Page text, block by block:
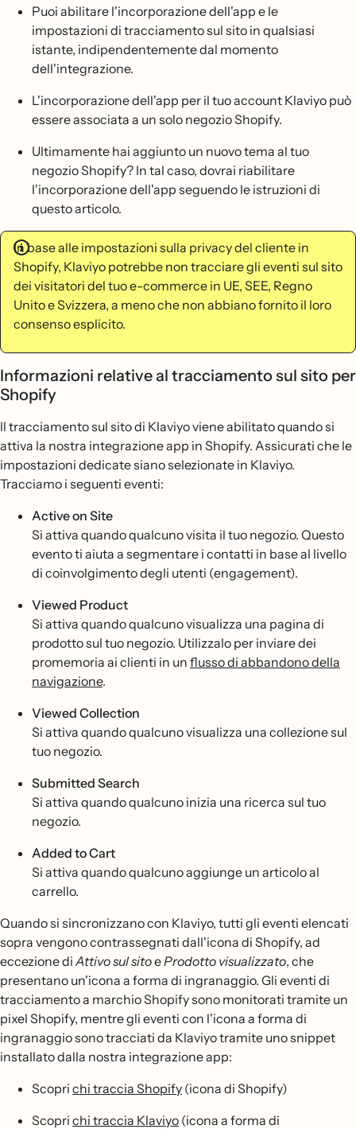
Puoi abilitare l'incorporazione dell'app e le
impostazioni di tracciamento sul sito in qualsiasi
istante, indipendentemente dal momento
dell'integrazione.
L'incorporazione dell'app per il tuo account Klaviyo può
essere associata a un solo negozio Shopify.
Ultimamente hai aggiunto un nuovo tema al tuo
negozio Shopify? In tal caso, dovrai riabilitare
l'incorporazione dell'app seguendo le istruzioni di
questo articolo.
In base alle impostazioni sulla privacy del cliente in
Shopify, Klaviyo potrebbe non tracciare gli eventi sul sito
dei visitatori del tuo e-commerce in UE, SEE, Regno
Unito e Svizzera, a meno che non abbiano fornito il loro
consenso esplicito.
Informazioni relative al tracciamento sul sito per
Shopify
Il tracciamento sul sito di Klaviyo viene abilitato quando si
attiva la nostra integrazione app in Shopify. Assicurati che le
impostazioni dedicate siano selezionate in Klaviyo.
Tracciamo i seguenti eventi:
Active on Site
Si attiva quando qualcuno visita il tuo negozio. Questo
evento ti aiuta a segmentare i contatti in base al livello
di coinvolgimento degli utenti (engagement).
Viewed Product
Si attiva quando qualcuno visualizza una pagina di
prodotto sul tuo negozio. Utilizzalo per inviare dei
promemoria ai clienti in un flusso di abbandono della
navigazione.
Viewed Collection
Si attiva quando qualcuno visualizza una collezione sul
tuo negozio.
Submitted Search
Si attiva quando qualcuno inizia una ricerca sul tuo
negozio.
Added to Cart
Si attiva quando qualcuno aggiunge un articolo al
carrello.
Quando si sincronizzano con Klaviyo, tutti gli eventi elencati
sopra vengono contrassegnati dall'icona di Shopify, ad
eccezione diAttivo sul sitoeProdotto visualizzato, che
presentano un'icona a forma di ingranaggio. Gli eventi di
tracciamento a marchio Shopify sono monitorati tramite un
pixel Shopify, mentre gli eventi con l'icona a forma di
ingranaggio sono tracciati da Klaviyo tramite uno snippet
installato dalla nostra integrazione app:
Scopri chi traccia Shopify (icona di Shopify)
Scopri chi traccia Klaviyo (icona a forma di